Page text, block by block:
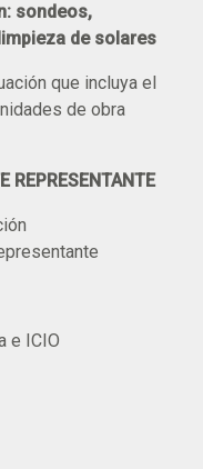
sondeos,
de solares
que incluya el
de obra
REPRESENTANTE
e ICIO